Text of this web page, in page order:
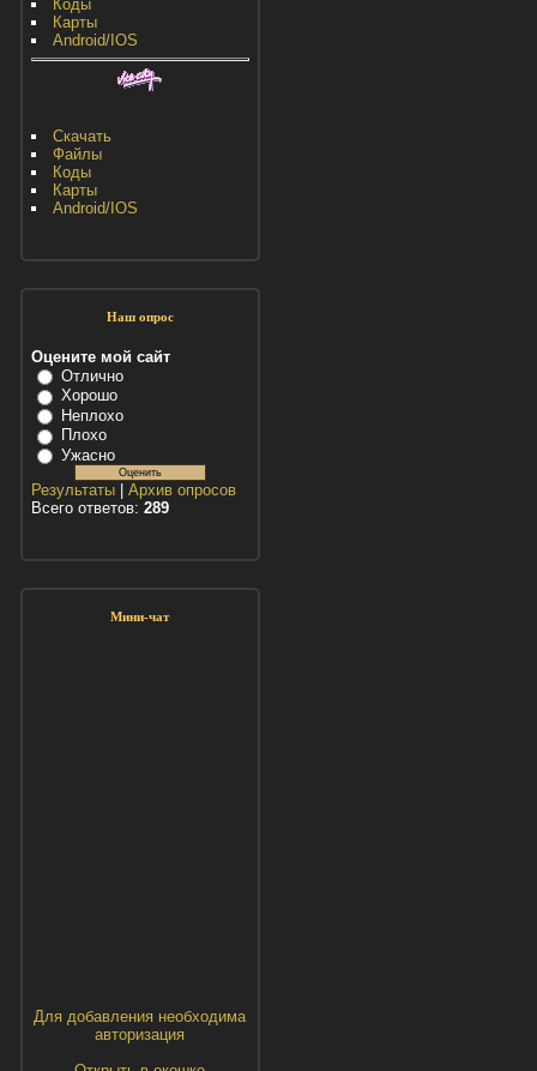
Коды
Карты
Android/IOS
Скачать
Файлы
Коды
Карты
Android/IOS
Наш опрос
Оцените мой сайт
Отлично
Хорошо
Неплохо
Плохо
Ужасно
Результаты| Архив опросов
Всего ответов: 289
Мини-чат
Для добавления необходима
авторизация